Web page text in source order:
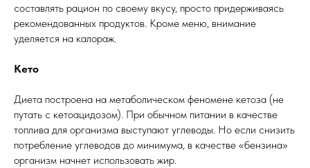
составлять рацион по своему вкусу, просто придерживаясь
рекомендованных продуктов. Кроме меню, внимание
уделяется на калораж.
Кето
Диета построена на метаболическом феномене кетоза (не
путать с кетоацидозом). При обычном питании в качестве
топлива для организма выступают углеводы. Но если снизить
потребление углеводов до минимума, в качестве «бензина»
организм начнет использовать жир.